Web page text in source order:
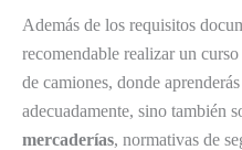
Además de los requisitos
recomendable realizar un
de camiones, donde
adecuadamente, sino también
mercaderías, normativas de